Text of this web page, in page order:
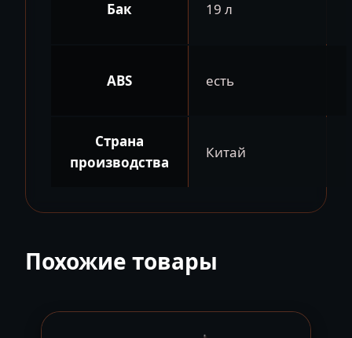
Бак 19 л
ABS есть
Страна
производства
Китай
Похожие товары